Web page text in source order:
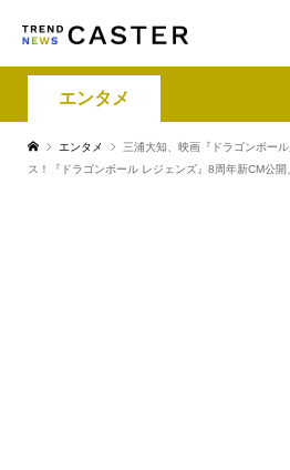
エンタメ
エンタメ
三浦大知、映画『ドラゴンボー
ス！『ドラゴンボール レジェンズ』8周年新CM公